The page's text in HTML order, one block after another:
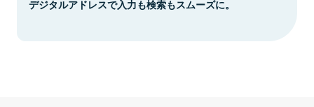
デジタルアドレスで入力も検索もスムーズに。